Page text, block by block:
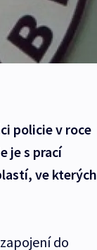
policie v roce
je s prací
ve kterých
do